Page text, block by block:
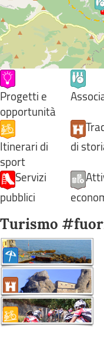
Progetti e
opportunità
Itinerari di
sport
di
Servizi
pubblici
Turismo